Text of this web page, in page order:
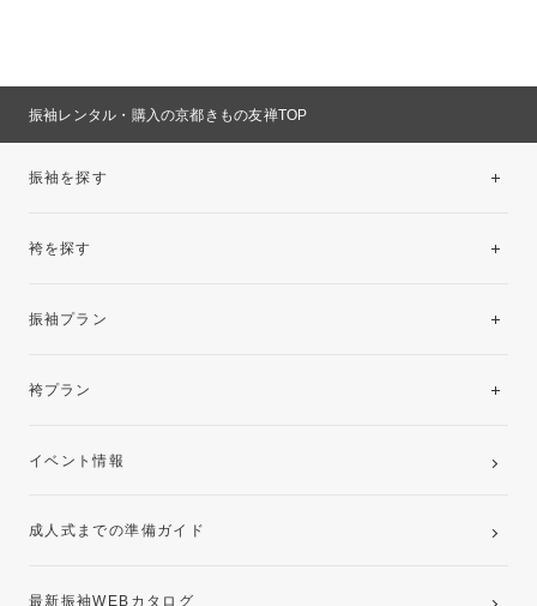
振袖レンタル・購入の京都きもの友禅TOP
振袖を探す
袴を探す
振袖プラン
レンタルプラン
袴プラン
卒業袴レンタルプラン
イベント情報
成人式までの準備ガイド
最新振袖WEBカタログ